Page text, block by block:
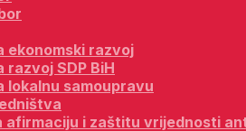
ekonomski razvoj
razvoj SDP BiH
lokalnu samoupravu
afirmaciju i zaštitu vrijednosti